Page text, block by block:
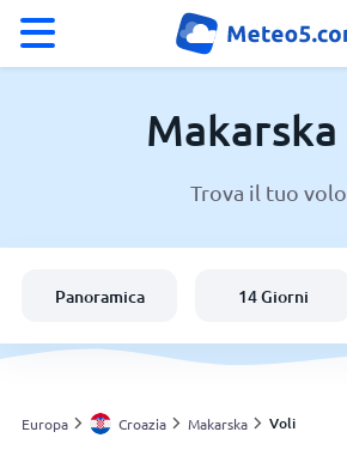
Italia
Svizzera
Makarska
Trova il tuo volo
Panoramica 14 Giorni
Europa Croazia Makarska Voli